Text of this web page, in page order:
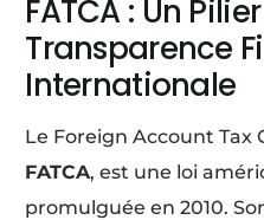
FATCA : Un
Transparence
Internationale
Le Foreign Account Tax
FATCA, est une loi
promulguée en 2010.